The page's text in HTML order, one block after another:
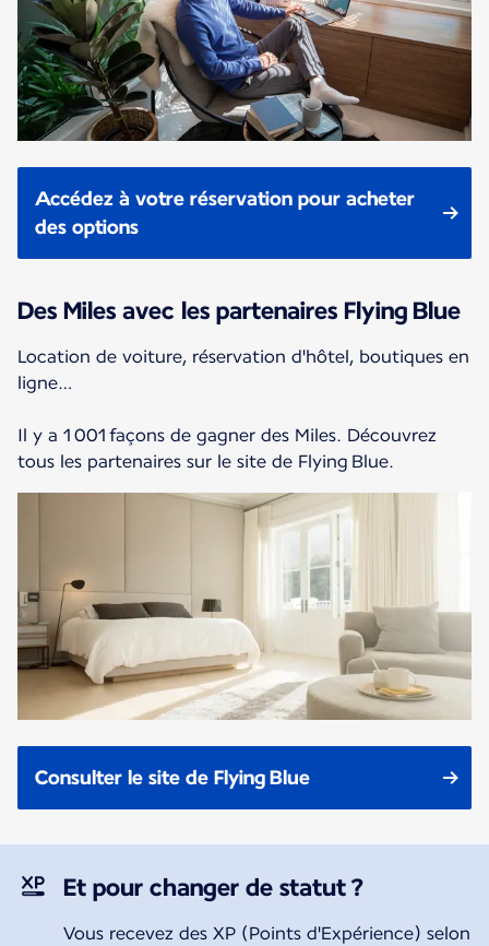
Accédez à votre réservation pour acheter
des options
Des Miles avec les partenaires Flying Blue
Location de voiture, réservation d'hôtel, boutiques en
ligne…
Il y a 1 001 façons de gagner des Miles. Découvrez
tous les partenaires sur le site de Flying Blue.
Consulter le site de Flying Blue
Et pour changer de statut ?
Vous recevez des XP (Points d'Expérience) selon